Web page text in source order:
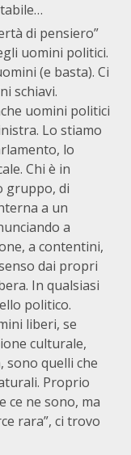
di pensiero”
uomini politici.
(e basta). Ci
schiavi.
uomini politici
Lo stiamo
lo
Chi è in
gruppo, di
a un
a
a contentini,
dai propri
In qualsiasi
politico.
liberi, se
culturale,
sono quelli che
Proprio
ce ne sono, ma
rara”, ci trovo